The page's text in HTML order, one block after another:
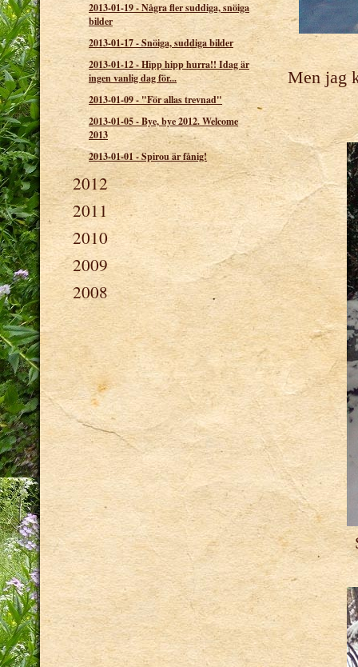
2013-01-19-Några fler suddiga, snöiga
bilder
2013-01-17-Snöiga, suddiga bilder
2013-01-12-Hipp hipp hurra!! Idag är
ingen vanlig dag för...
2013-01-09-"För allas trevnad"
2013-01-05-Bye, bye 2012. Welcome
2013
2013-01-01-Spirou är fånig!
2012
2011
2010
2009
2008
Men jag